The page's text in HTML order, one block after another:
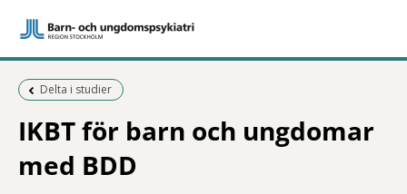
Föregående sida:
Delta i studier
IKBT för barn och ungdomar
med BDD